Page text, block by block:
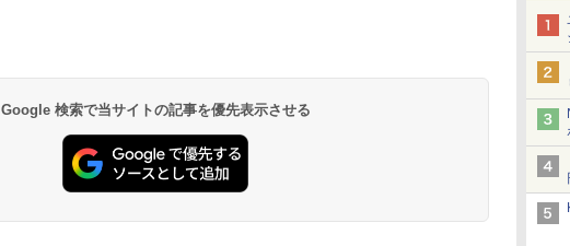
Google 検索で当サイトの記事を優先表示させる